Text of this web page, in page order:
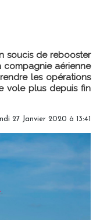
soucis de rebooster
compagnie aérienne
les opérations
vole plus depuis fin
27 Janvier 2020 à 13:41